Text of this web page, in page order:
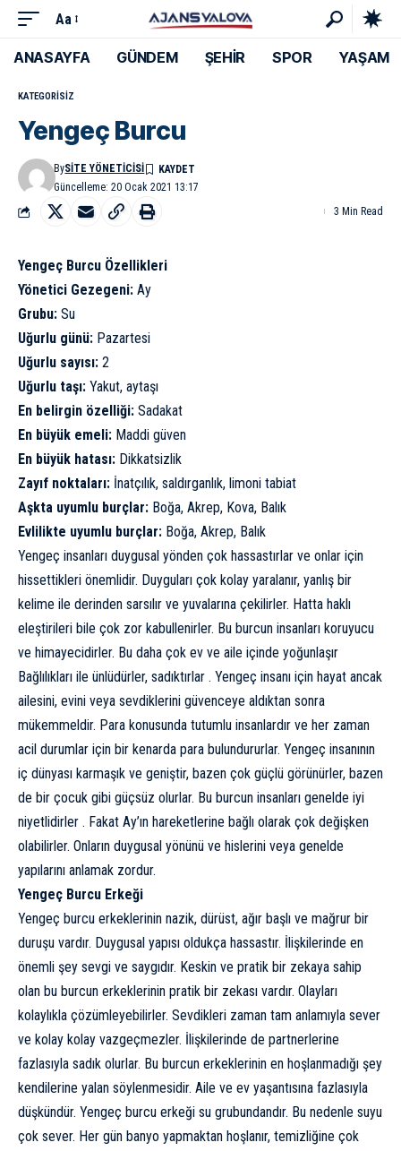
Aa
ANASAYFA GÜNDEM ŞEHİR SPOR YAŞAM
KATEGORISIZ
Yengeç Burcu
Güncelleme: 20 Ocak 2021 13:17
BySITE YÖNETICISI
3 Min Read
Yengeç Burcu Özellikleri
Yönetici Gezegeni: Ay
Grubu: Su
Uğurlu günü: Pazartesi
Uğurlu sayısı: 2
Uğurlu taşı: Yakut, aytaşı
En belirgin özelliği: Sadakat
En büyük emeli: Maddi güven
En büyük hatası: Dikkatsizlik
Zayıf noktaları: İnatçılık, saldırganlık, limoni tabiat
Aşkta uyumlu burçlar: Boğa, Akrep, Kova, Balık
Evlilikte uyumlu burçlar: Boğa, Akrep, Balık
Yengeç insanları duygusal yönden çok hassastırlar ve onlar için
hissettikleri önemlidir. Duyguları çok kolay yaralanır, yanlış bir
kelime ile derinden sarsılır ve yuvalarına çekilirler. Hatta haklı
eleştirileri bile çok zor kabullenirler. Bu burcun insanları koruyucu
ve himayecidirler. Bu daha çok ev ve aile içinde yoğunlaşır
Bağlılıkları ile ünlüdürler, sadıktırlar . Yengeç insanı için hayat ancak
ailesini, evini veya sevdiklerini güvenceye aldıktan sonra
mükemmeldir. Para konusunda tutumlu insanlardır ve her zaman
acil durumlar için bir kenarda para bulundururlar. Yengeç insanının
iç dünyası karmaşık ve geniştir, bazen çok güçlü görünürler, bazen
de bir çocuk gibi güçsüz olurlar. Bu burcun insanları genelde iyi
niyetlidirler . Fakat Ay’ın hareketlerine bağlı olarak çok değişken
olabilirler. Onların duygusal yönünü ve hislerini veya genelde
yapılarını anlamak zordur.
Yengeç Burcu Erkeği
Yengeç burcu erkeklerinin nazik, dürüst, ağır başlı ve mağrur bir
duruşu vardır. Duygusal yapısı oldukça hassastır. İlişkilerinde en
önemli şey sevgi ve saygıdır. Keskin ve pratik bir zekaya sahip
olan bu burcun erkeklerinin pratik bir zekası vardır. Olayları
kolaylıkla çözümleyebilirler. Sevdikleri zaman tam anlamıyla sever
ve kolay kolay vazgeçmezler. İlişkilerinde de partnerlerine
fazlasıyla sadık olurlar. Bu burcun erkeklerinin en hoşlanmadığı şey
kendilerine yalan söylenmesidir. Aile ve ev yaşantısına fazlasıyla
düşkündür. Yengeç burcu erkeği su grubundandır. Bu nedenle suyu
çok sever. Her gün banyo yapmaktan hoşlanır, temizliğine çok